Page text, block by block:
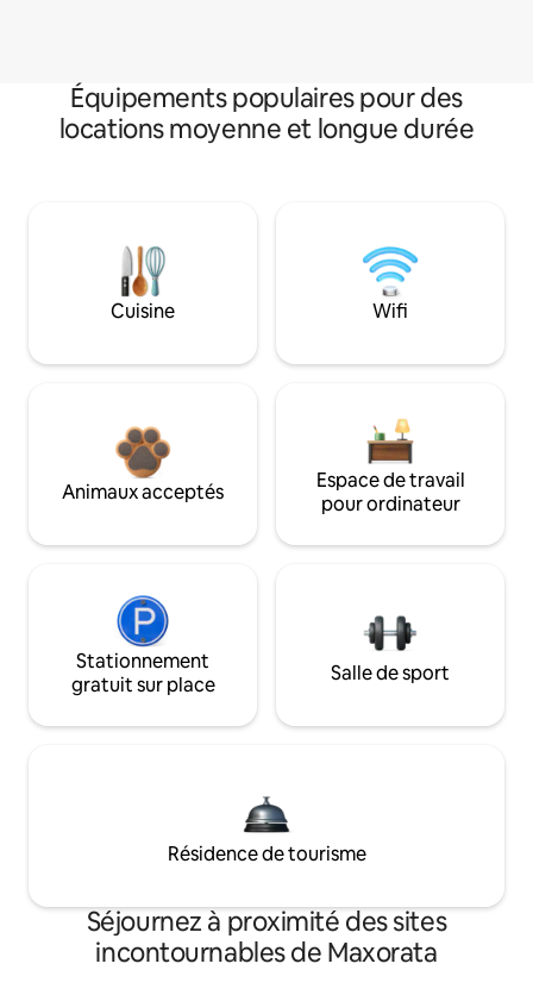
Équipements populaires pour des
locations moyenne et longue durée
Cuisine Wifi
Animaux acceptés
Espace de travail
pour ordinateur
Stationnement
gratuit sur place
Salle de sport
Résidence de tourisme
Séjournez à proximité des sites
incontournables de Maxorata